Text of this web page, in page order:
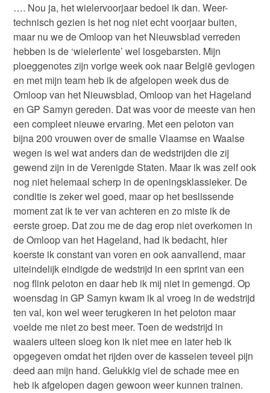
…. Nou ja, het wielervoorjaar bedoel ik dan. Weer-
technisch gezien is het nog niet echt voorjaar buiten,
maar nu we de Omloop van het Nieuwsblad verreden
hebben is de ‘wielerlente’ wel losgebarsten. Mijn
ploeggenotes zijn vorige week ook naar België gevlogen
en met mijn team heb ik de afgelopen week dus de
Omloop van het Nieuwsblad, Omloop van het Hageland
en GP Samyn gereden. Dat was voor de meeste van hen
een compleet nieuwe ervaring. Met een peloton van
bijna 200 vrouwen over de smalle Vlaamse en Waalse
wegen is wel wat anders dan de wedstrijden die zij
gewend zijn in de Verenigde Staten. Maar ik was zelf ook
nog niet helemaal scherp in de openingsklassieker. De
conditie is zeker wel goed, maar op het beslissende
moment zat ik te ver van achteren en zo miste ik de
eerste groep. Dat zou me de dag erop niet overkomen in
de Omloop van het Hageland, had ik bedacht, hier
koerste ik constant van voren en ook aanvallend, maar
uiteindelijk eindigde de wedstrijd in een sprint van een
nog flink peloton en daar heb ik mij niet in gemengd. Op
woensdag in GP Samyn kwam ik al vroeg in de wedstrijd
ten val, kon wel weer terugkeren in het peloton maar
voelde me niet zo best meer. Toen de wedstrijd in
waaiers uiteen sloeg kon ik niet mee en later heb ik
opgegeven omdat het rijden over de kasseien teveel pijn
deed aan mijn hand. Gelukkig viel de schade mee en
heb ik afgelopen dagen gewoon weer kunnen trainen.